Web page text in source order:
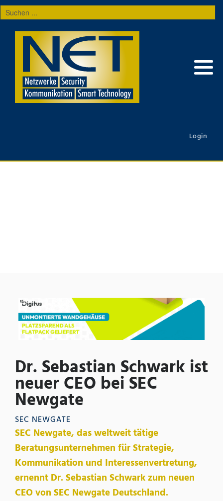
Suchen
...
Login
Dr. Sebastian Schwark ist
neuer CEO bei SEC
Newgate
SEC NEWGATE
SEC Newgate, das weltweit tätige
Beratungsunternehmen für Strategie,
Kommunikation und Interessenvertretung,
ernennt Dr. Sebastian Schwark zum neuen
CEO von SEC Newgate Deutschland.